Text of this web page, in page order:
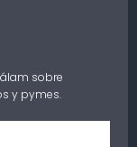
sobre
y pymes.